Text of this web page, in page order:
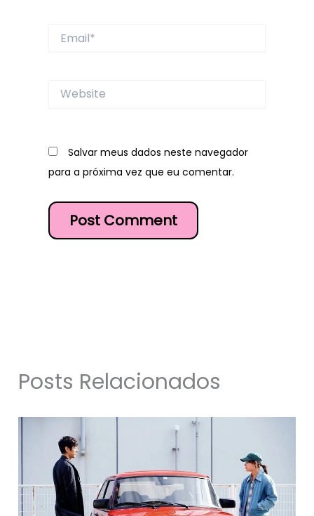
Website
Salvar meus dados neste navegador
para a próxima vez que eu comentar.
Posts Relacionados